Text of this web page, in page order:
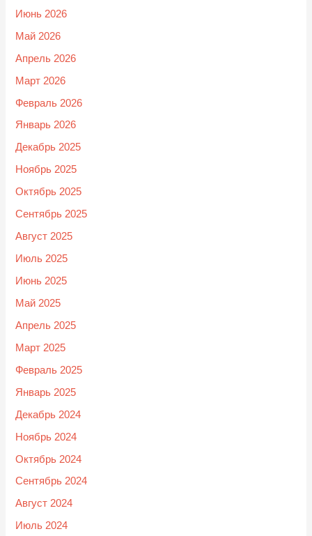
Июнь 2026
Май 2026
Апрель 2026
Март 2026
Февраль 2026
Январь 2026
Декабрь 2025
Ноябрь 2025
Октябрь 2025
Сентябрь 2025
Август 2025
Июль 2025
Июнь 2025
Май 2025
Апрель 2025
Март 2025
Февраль 2025
Январь 2025
Декабрь 2024
Ноябрь 2024
Октябрь 2024
Сентябрь 2024
Август 2024
Июль 2024